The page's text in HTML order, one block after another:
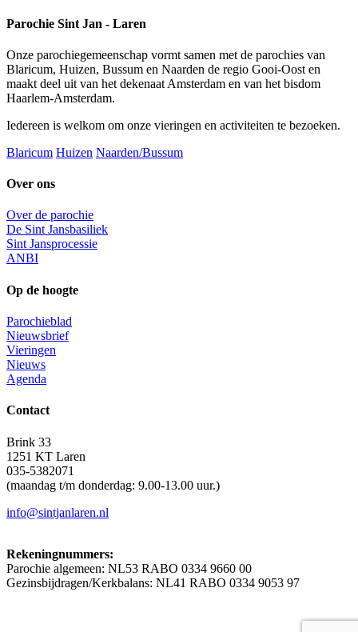
Parochie Sint Jan - Laren
Onze parochiegemeenschap vormt samen met de parochies van
Blaricum, Huizen, Bussum en Naarden de regio Gooi-Oost en
maakt deel uit van het dekenaat Amsterdam en van het bisdom
Haarlem-Amsterdam.
Iedereen is welkom om onze vieringen en activiteiten te bezoeken.
Blaricum Huizen Naarden/Bussum
Over ons
Over de parochie
De Sint Jansbasiliek
Sint Jansprocessie
ANBI
Op de hoogte
Parochieblad
Nieuwsbrief
Vieringen
Nieuws
Agenda
Contact
Brink 33
1251 KT Laren
035-5382071
(maandag t/m donderdag: 9.00-13.00 uur.)
info@sintjanlaren.nl
Rekeningnummers:
Parochie algemeen: NL53 RABO 0334 9660 00
Gezinsbijdragen/Kerkbalans: NL41 RABO 0334 9053 97